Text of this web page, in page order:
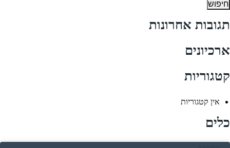
תגובות אחרונות
ארכיונים
קטגוריות
אין קטגוריות
כלים